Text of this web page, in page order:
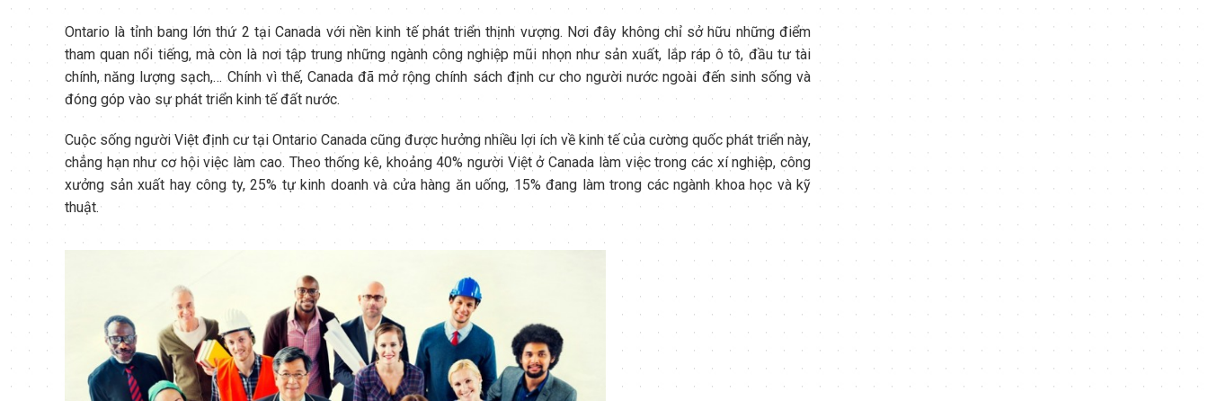
Ontario là tỉnh bang lớn thứ 2 tại Canada với nền kinh tế phát triển thịnh vượng. Nơi đây không chỉ sở hữu những điểm
tham quan nổi tiếng, mà còn là nơi tập trung những ngành công nghiệp mũi nhọn như sản xuất, lắp ráp ô tô, đầu tư tài
chính, năng lượng sạch,… Chính vì thế, Canada đã mở rộng chính sách định cư cho người nước ngoài đến sinh sống và
đóng góp vào sự phát triển kinh tế đất nước.
Cuộc sống người Việt định cư tại Ontario Canada cũng được hưởng nhiều lợi ích về kinh tế của cường quốc phát triển này,
chẳng hạn như cơ hội việc làm cao. Theo thống kê, khoảng 40% người Việt ở Canada làm việc trong các xí nghiệp, công
xưởng sản xuất hay công ty, 25% tự kinh doanh và cửa hàng ăn uống, 15% đang làm trong các ngành khoa học và kỹ
thuật.